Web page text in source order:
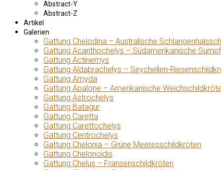
Abstract-Y
Abstract-Z
Artikel
Galerien
Gattung Chelodina – Australische
Gattung Acanthochelys – Südamerikanische
Gattung Actinemys
Gattung Aldabrachelys – Seychellen-
Gattung Amyda
Gattung Apalone – Amerikanische
Gattung Astrochelys
Gattung Batagur
Gattung Caretta
Gattung Carettochelys
Gattung Centrochelys
Gattung Chelonia – Grüne Meeresschildkröten
Gattung Chelonoidis
Gattung Chelus – Fransenschildkröten